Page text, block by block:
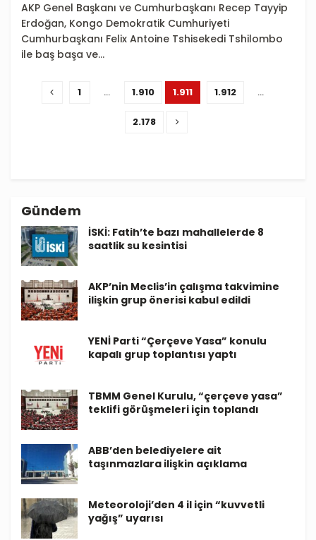
AKP Genel Başkanı ve Cumhurbaşkanı Recep Tayyip
Erdoğan, Kongo Demokratik Cumhuriyeti
Cumhurbaşkanı Felix Antoine Tshisekedi Tshilombo
ile baş başa ve...
1 … 1.910 1.911 1.912 …
2.178
Gündem
İSKİ: Fatih’te bazı mahallelerde 8
saatlik su kesintisi
AKP’nin Meclis’in çalışma takvimine
ilişkin grup önerisi kabul edildi
YENİ Parti “Çerçeve Yasa” konulu
kapalı grup toplantısı yaptı
TBMM Genel Kurulu, “çerçeve yasa”
teklifi görüşmeleri için toplandı
ABB’den belediyelere ait
taşınmazlara ilişkin açıklama
Meteoroloji’den 4 il için “kuvvetli
yağış” uyarısı